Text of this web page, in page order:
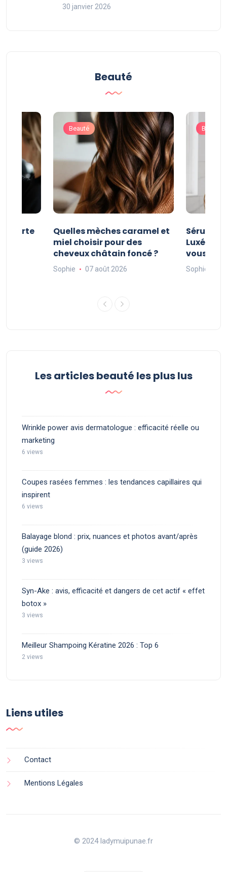
30 janvier 2026
Beauté
courte
Beauté
Quelles mèches caramel et
miel choisir pour des
cheveux châtain foncé ?
Sophie 07 août 2026
Beauté
Sérum
Luxéol :
vous
Sophie
Les articles beauté les plus lus
Wrinkle power avis dermatologue : efficacité réelle ou
marketing
6 views
Coupes rasées femmes : les tendances capillaires qui
inspirent
6 views
Balayage blond : prix, nuances et photos avant/après
(guide 2026)
3 views
Syn-Ake : avis, efficacité et dangers de cet actif « effet
botox »
3 views
Meilleur Shampoing Kératine 2026 : Top 6
2 views
Liens utiles
Contact
Mentions Légales
© 2024 ladymuipunae.fr